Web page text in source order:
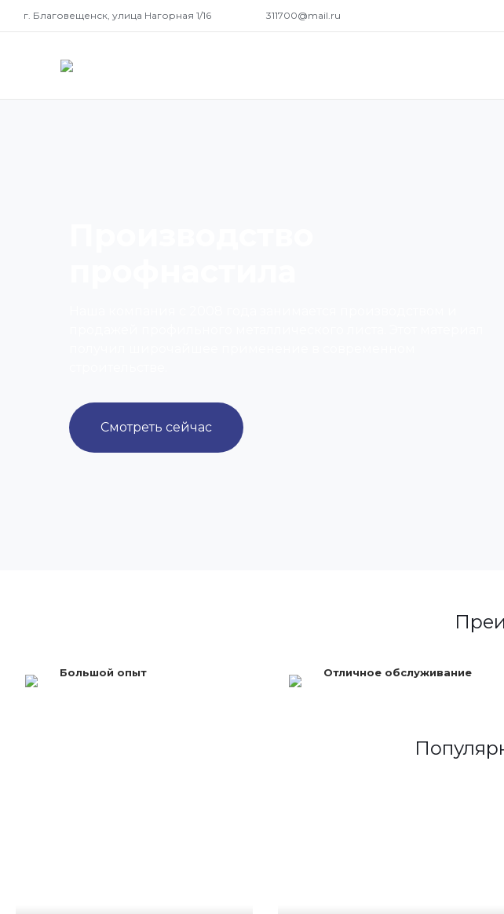
г. Благовещенск, улица Нагорная 1/16 311700@mail.ru
Смотреть сейчас
Большой опыт Отличное обслуживание